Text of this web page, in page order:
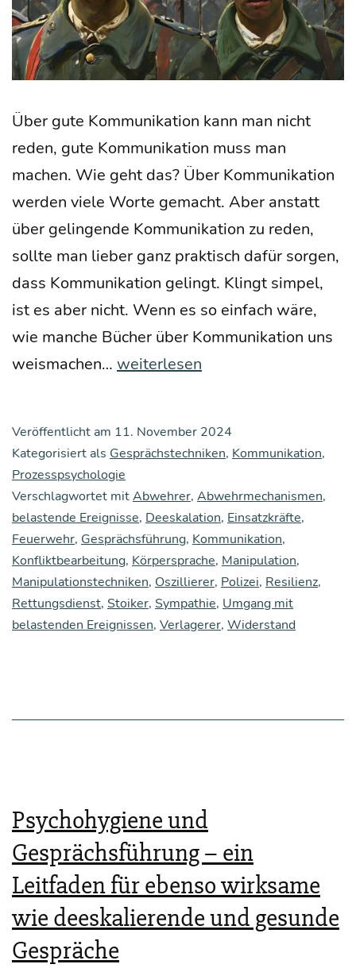
rung
für
Füh­
kräf­
te
Über gute Kom­mu­ni­ka­ti­on kann man nicht
reden, gute Kom­mu­ni­ka­ti­on muss man
machen. Wie geht das? Über Kom­mu­ni­ka­ti­on
wer­den vie­le Wor­te gemacht. Aber anstatt
über gelin­gen­de Kom­mu­ni­ka­ti­on zu reden,
soll­te man lie­ber ganz prak­tisch dafür sor­gen,
dass Kom­mu­ni­ka­ti­on gelingt. Klingt sim­pel,
ist es aber nicht. Wenn es so ein­fach wäre,
wie man­che Bücher über Kom­mu­ni­ka­ti­on uns
weis­ma­chen… Dees­
ti­
on
weiterlesen
Veröffentlicht am 11. November 2024
Kategorisiert als Gesprächstechniken, Kommunikation,
Prozesspsychologie
Verschlagwortet mitAbwehrer, Abwehrmechanismen,
belastende Ereignisse, Deeskalation, Einsatzkräfte,
Feuerwehr, Gesprächsführung, Kommunikation,
Konfliktbearbeitung, Körpersprache, Manipulation,
Manipulationstechniken, Oszillierer, Polizei, Resilienz,
Rettungsdienst, Stoiker, Sympathie, Umgang mit
belastenden Ereignissen, Verlagerer, Widerstand
Psychohygiene und
Gesprächsführung – ein
Leitfaden für ebenso wirksame
wie deeskalierende und gesunde
Gespräche